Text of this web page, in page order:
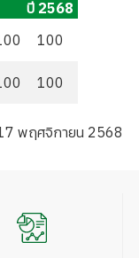
ปี 2568
100
100
พฤศจิกายน 2568